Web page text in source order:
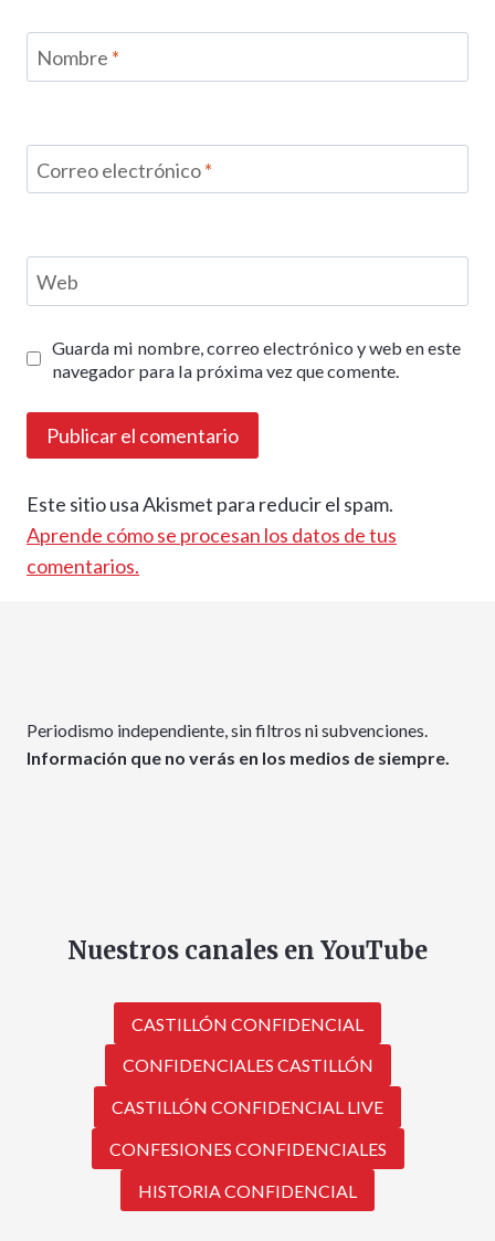
Nombre *
Correo electrónico*
Web
Guarda mi nombre, correo electrónico y web en este
navegador para la próxima vez que comente.
Este sitio usa Akismet para reducir el spam.
Aprende cómo se procesan los datos de tus
comentarios.
Periodismo independiente, sin filtros ni subvenciones.
Información que no verás en los medios de siempre.
Nuestros canales en YouTube
CASTILLÓN CONFIDENCIAL
CONFIDENCIALES CASTILLÓN
CASTILLÓN CONFIDENCIAL LIVE
CONFESIONES CONFIDENCIALES
HISTORIA CONFIDENCIAL